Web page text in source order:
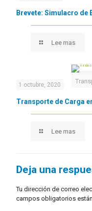
Brevete: Simulacro de
Lee mas
1 octubre, 2020
Transporte de Carga
Lee mas
Deja una
Tu dirección de correo
campos obligatorios